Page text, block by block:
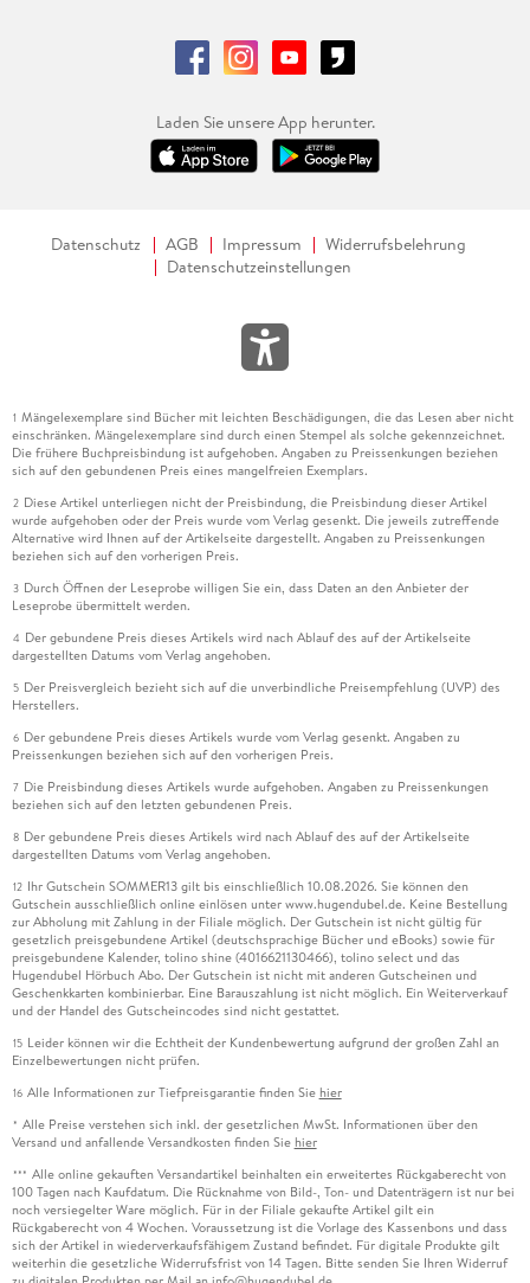
Laden Sie unsere App herunter.
Datenschutz AGB Impressum
Widerrufsbelehrung
Datenschutzeinstellungen
1 Mängelexemplare sind Bücher mit leichten Beschädigungen, die das Lesen aber nicht
einschränken. Mängelexemplare sind durch einen Stempel als solche gekennzeichnet.
Die frühere Buchpreisbindung ist aufgehoben. Angaben zu Preissenkungen beziehen
sich auf den gebundenen Preis eines mangelfreien Exemplars.
2 Diese Artikel unterliegen nicht der Preisbindung, die Preisbindung dieser Artikel
wurde aufgehoben oder der Preis wurde vom Verlag gesenkt. Die jeweils zutreffende
Alternative wird Ihnen auf der Artikelseite dargestellt. Angaben zu Preissenkungen
beziehen sich auf den vorherigen Preis.
3 Durch Öffnen der Leseprobe willigen Sie ein, dass Daten an den Anbieter der
Leseprobe übermittelt werden.
4 Der gebundene Preis dieses Artikels wird nach Ablauf des auf der Artikelseite
dargestellten Datums vom Verlag angehoben.
5 Der Preisvergleich bezieht sich auf die unverbindliche Preisempfehlung (UVP) des
Herstellers.
6 Der gebundene Preis dieses Artikels wurde vom Verlag gesenkt. Angaben zu
Preissenkungen beziehen sich auf den vorherigen Preis.
7 Die Preisbindung dieses Artikels wurde aufgehoben. Angaben zu Preissenkungen
beziehen sich auf den letzten gebundenen Preis.
8 Der gebundene Preis dieses Artikels wird nach Ablauf des auf der Artikelseite
dargestellten Datums vom Verlag angehoben.
12 Ihr Gutschein SOMMER13 gilt bis einschließlich 10.08.2026. Sie können den
Gutschein ausschließlich online einlösen unter www.hugendubel.de. Keine Bestellung
zur Abholung mit Zahlung in der Filiale möglich. Der Gutschein ist nicht gültig für
gesetzlich preisgebundene Artikel (deutschsprachige Bücher und eBooks) sowie für
preisgebundene Kalender, tolino shine (4016621130466), tolino select und das
Hugendubel Hörbuch Abo. Der Gutschein ist nicht mit anderen Gutscheinen und
Geschenkkarten kombinierbar. Eine Barauszahlung ist nicht möglich. Ein Weiterverkauf
und der Handel des Gutscheincodes sind nicht gestattet.
15 Leider können wir die Echtheit der Kundenbewertung aufgrund der großen Zahl an
Einzelbewertungen nicht prüfen.
16 Alle Informationen zur Tiefpreisgarantie finden Sie hier
* Alle Preise verstehen sich inkl. der gesetzlichen MwSt. Informationen über den
Versand und anfallende Versandkosten finden Sie hier
*** Alle online gekauften Versandartikel beinhalten ein erweitertes Rückgaberecht von
100 Tagen nach Kaufdatum. Die Rücknahme von Bild-, Ton- und Datenträgern ist nur bei
noch versiegelter Ware möglich. Für in der Filiale gekaufte Artikel gilt ein
Rückgaberecht von 4 Wochen. Voraussetzung ist die Vorlage des Kassenbons und dass
sich der Artikel in wiederverkaufsfähigem Zustand befindet. Für digitale Produkte gilt
weiterhin die gesetzliche Widerrufsfrist von 14 Tagen. Bitte senden Sie Ihren Widerruf